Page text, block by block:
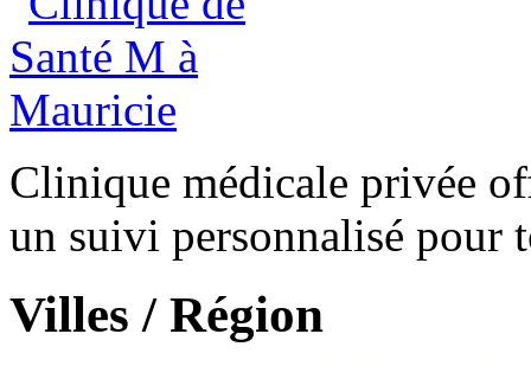
Clinique médicale privée
un suivi personnalisé pour
Villes / Région